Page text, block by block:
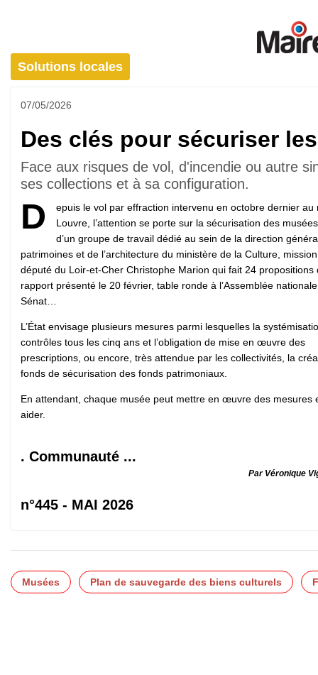
Solutions locales
07/05/2026
Des clés pour sécuriser
Face aux risques de vol, d'incendie ou autre
ses collections et à sa configuration.
D
epuis le vol par effraction intervenu en octobre dernier au
Louvre, l’attention se porte sur la sécurisation des
d’un groupe de travail dédié au sein de la direction
patrimoines et de l’architecture du ministère de la ­Culture,
député du Loir-et-Cher Christophe Marion qui fait 24 propositions
rapport présenté le 20 février, table ronde à l’Assemblée
Sénat…
L’État envisage plusieurs mesures parmi lesquelles la
contrôles tous les cinq ans et l’obligation de mise en œuvre des
prescriptions, ou encore, très attendue par les collectivités, la
fonds de sécurisation des fonds patrimoniaux.
En attendant, chaque musée peut mettre en œuvre des mesures
aider.
. Communauté ...
Par Véronique
n°445 - MAI 2026
Musées Plan de sauvegarde des biens culturels